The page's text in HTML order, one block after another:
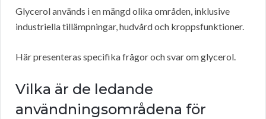
Glycerol används i en mängd olika områden, inklusive
industriella tillämpningar, hudvård och kroppsfunktioner.
Här presenteras specifika frågor och svar om glycerol.
Vilka är de ledande
användningsområdena för